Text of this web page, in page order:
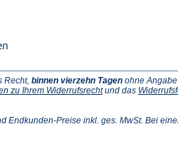
Recht, binnen vierzehn Tagen ohne
zu Ihrem Widerrufsrecht(Öffnet
neuen
und das
Endkunden-Preise inkl. ges. MwSt. Bei